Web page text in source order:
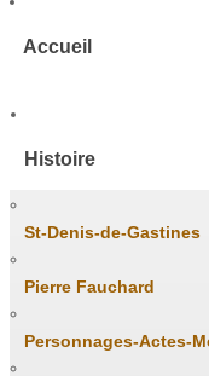
Accueil
Histoire
St-Denis-de-Gastines
Pierre Fauchard
Personnages-Actes-